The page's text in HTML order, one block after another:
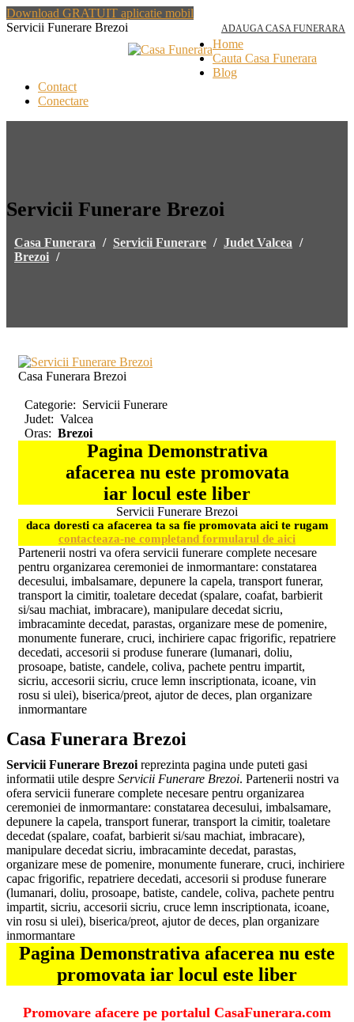
Download GRATUIT aplicatie mobil
Servicii Funerare Brezoi
ADAUGA CASA FUNERARA
Home
Cauta Casa Funerara
Blog
Contact
Conectare
Servicii Funerare Brezoi
Casa Funerara / Servicii Funerare / Judet Valcea /
Brezoi /
Casa Funerara Brezoi
Categorie: Servicii Funerare
Judet: Valcea
Oras: Brezoi
Pagina Demonstrativa
afacerea nu este promovata
iar locul este liber
Servicii Funerare Brezoi
daca doresti ca afacerea ta sa fie promovata aici te rugam
contacteaza-ne completand formularul de aici
Partenerii nostri va ofera servicii funerare complete necesare
pentru organizarea ceremoniei de inmormantare: constatarea
decesului, imbalsamare, depunere la capela, transport funerar,
transport la cimitir, toaletare decedat (spalare, coafat, barbierit
si/sau machiat, imbracare), manipulare decedat sicriu,
imbracaminte decedat, parastas, organizare mese de pomenire,
monumente funerare, cruci, inchiriere capac frigorific, repatriere
decedati, accesorii si produse funerare (lumanari, doliu,
prosoape, batiste, candele, coliva, pachete pentru impartit,
sicriu, accesorii sicriu, cruce lemn inscriptionata, icoane, vin
rosu si ulei), biserica/preot, ajutor de deces, plan organizare
inmormantare
Casa Funerara Brezoi
Servicii Funerare Brezoi reprezinta pagina unde puteti gasi
informatii utile despre Servicii Funerare Brezoi. Partenerii nostri va
ofera servicii funerare complete necesare pentru organizarea
ceremoniei de inmormantare: constatarea decesului, imbalsamare,
depunere la capela, transport funerar, transport la cimitir, toaletare
decedat (spalare, coafat, barbierit si/sau machiat, imbracare),
manipulare decedat sicriu, imbracaminte decedat, parastas,
organizare mese de pomenire, monumente funerare, cruci, inchiriere
capac frigorific, repatriere decedati, accesorii si produse funerare
(lumanari, doliu, prosoape, batiste, candele, coliva, pachete pentru
impartit, sicriu, accesorii sicriu, cruce lemn inscriptionata, icoane,
vin rosu si ulei), biserica/preot, ajutor de deces, plan organizare
inmormantare
Pagina Demonstrativa afacerea nu este
promovata iar locul este liber
Promovare afacere pe portalul CasaFunerara.com